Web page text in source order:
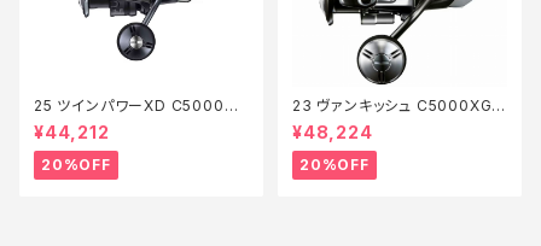
25 ツインパワーXD C5000XG
【特価リール】【20】
¥44,212
20%OFF
23 ヴァンキッシュ C5000XG
【特価リール】【20】
¥48,224
20%OFF